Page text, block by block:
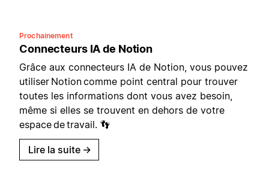
Prochainement
Connecteurs IA de Notion
Grâce aux connecteurs IA de Notion, vous pouvez
utiliser Notion comme point central pour trouver
toutes les informations dont vous avez besoin,
même si elles se trouvent en dehors de votre
espace de travail. 👣
Lire la suite →